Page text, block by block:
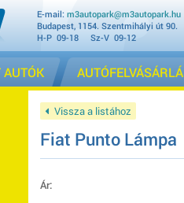
E-mail: m3autopark@m3autopark.hu
Budapest, 1154. Szentmihályi út 90.
H-P 09-18 Sz-V 09-12
AUTÓK
Vissza a listához
Fiat Punto Lámpa
Ár: